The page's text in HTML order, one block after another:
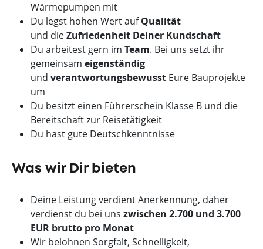
Wärmepumpen mit
Du legst hohen Wert aufQualität
und dieZufriedenheit Deiner Kundschaft
Du arbeitest gern im Team. Bei uns setzt ihr
gemeinsam eigenständig
und verantwortungsbewusst Eure Bauprojekte
um
Du besitzt einen Führerschein Klasse B und die
Bereitschaft zur Reisetätigkeit
Du hast gute Deutschkenntnisse
Was wir Dir bieten
Deine Leistung verdient Anerkennung, daher
verdienst du bei uns zwischen 2.700 und 3.700
EUR brutto pro Monat
Wir belohnen Sorgfalt, Schnelligkeit,